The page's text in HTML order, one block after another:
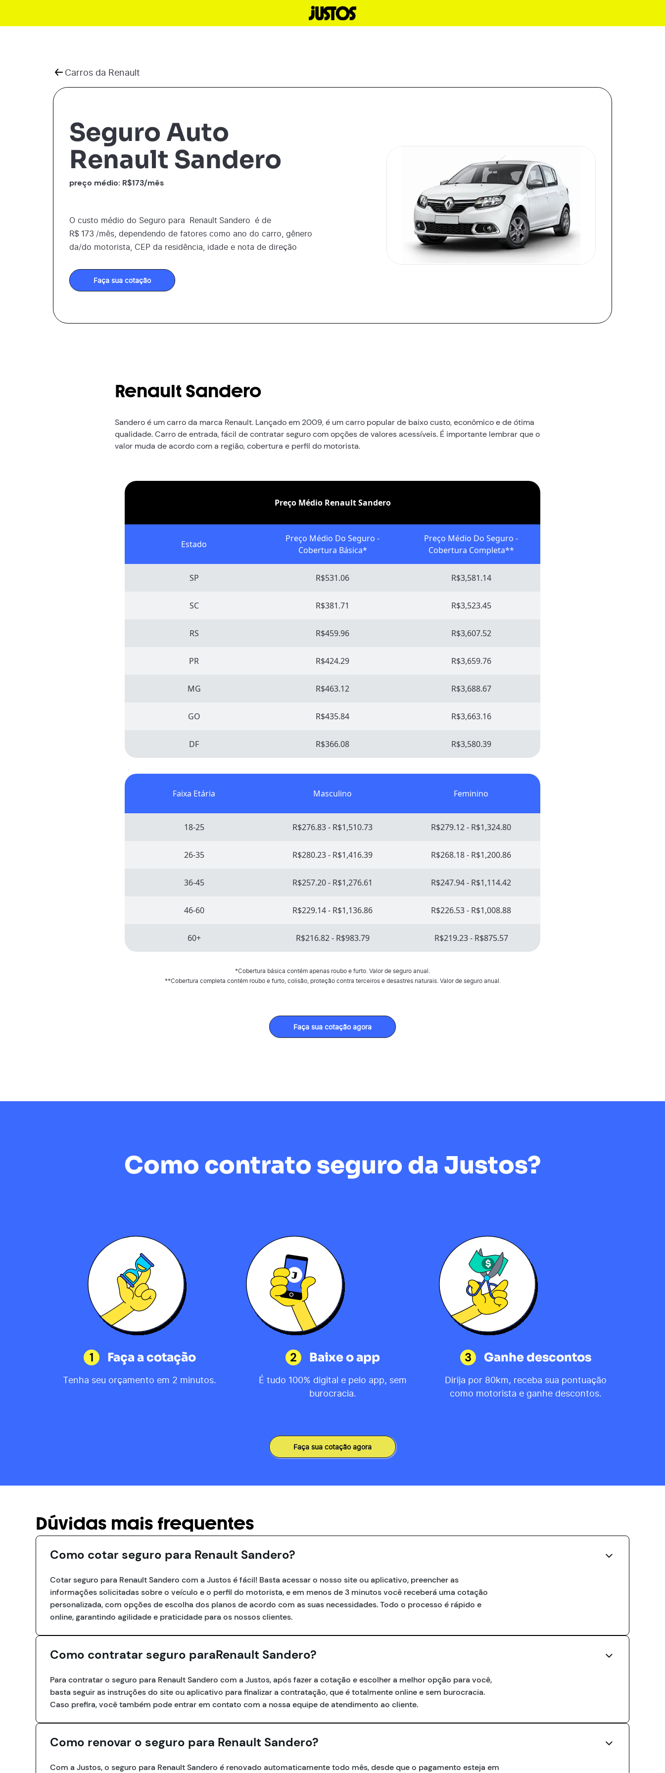
Carros da Renault
Seguro Auto
Renault Sandero
preço médio: R$173/mês
O custo médio do Seguro para Renault Sandero é de
R$ 173 /mês, dependendo de fatores como ano do carro, gênero
da/do motorista, CEP da residência, idade e nota de direção
Faça sua cotação
Renault Sandero
Sandero é um carro da marca Renault. Lançado em 2009, é um carro popular de baixo custo, econômico e de ótima
qualidade. Carro de entrada, fácil de contratar seguro com opções de valores acessíveis. É importante lembrar que o
valor muda de acordo com a região, cobertura e perfil do motorista.
Preço Médio Renault Sandero
Estado
Preço Médio Do Seguro -
Cobertura Básica*
Preço Médio Do Seguro -
Cobertura Completa**
SP R$531.06 R$3,581.14
SC R$381.71 R$3,523.45
RS R$459.96 R$3,607.52
PR R$424.29 R$3,659.76
MG R$463.12 R$3,688.67
GO R$435.84 R$3,663.16
DF R$366.08 R$3,580.39
Faixa Etária Masculino Feminino
18-25 R$276.83 - R$1,510.73 R$279.12 - R$1,324.80
26-35 R$280.23 - R$1,416.39 R$268.18 - R$1,200.86
36-45 R$257.20 - R$1,276.61 R$247.94 - R$1,114.42
46-60 R$229.14 - R$1,136.86 R$226.53 - R$1,008.88
60+ R$216.82 - R$983.79 R$219.23 - R$875.57
*Cobertura básica contém apenas roubo e furto. Valor de seguro anual.
**Cobertura completa contém roubo e furto, colisão, proteção contra terceiros e desastres naturais. Valor de seguro anual.
Faça sua cotação agora
Como contrato seguro da Justos?
1 Faça a cotação
Tenha seu orçamento em 2 minutos.
2 Baixe o app
É tudo 100% digital e pelo app, sem
burocracia.
3 Ganhe descontos
Dirija por 80km, receba sua pontuação
como motorista e ganhe descontos.
Faça sua cotação agora
Dúvidas mais frequentes
Como cotar seguro para Renault Sandero?
Cotar seguro para Renault Sandero com a Justos é fácil! Basta acessar o nosso site ou aplicativo, preencher as
informações solicitadas sobre o veículo e o perfil do motorista, e em menos de 3 minutos você receberá uma cotação
personalizada, com opções de escolha dos planos de acordo com as suas necessidades. Todo o processo é rápido e
online, garantindo agilidade e praticidade para os nossos clientes.
Como contratar seguro paraRenault Sandero?
Para contratar o seguro para Renault Sandero com a Justos, após fazer a cotação e escolher a melhor opção para você,
basta seguir as instruções do site ou aplicativo para finalizar a contratação, que é totalmente online e sem burocracia.
Caso prefira, você também pode entrar em contato com a nossa equipe de atendimento ao cliente.
Como renovar o seguro para Renault Sandero?
Com a Justos, o seguro para Renault Sandero é renovado automaticamente todo mês, desde que o pagamento esteja em